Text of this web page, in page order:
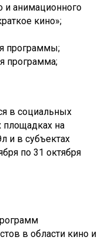
и анимационного
кино»;
программы;
программа;
в социальных
площадках на
и в субъектах
по 31 октября
в области кино и